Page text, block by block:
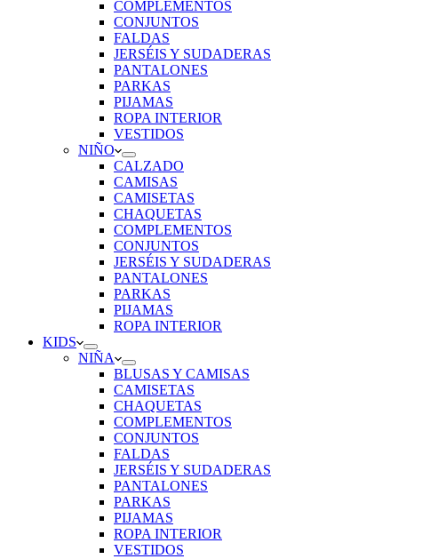
COMPLEMENTOS
CONJUNTOS
FALDAS
JERSÉIS Y SUDADERAS
PANTALONES
PARKAS
PIJAMAS
ROPA INTERIOR
VESTIDOS
NIÑO
CALZADO
CAMISAS
CAMISETAS
CHAQUETAS
COMPLEMENTOS
CONJUNTOS
JERSÉIS Y SUDADERAS
PANTALONES
PARKAS
PIJAMAS
ROPA INTERIOR
KIDS
NIÑA
BLUSAS Y CAMISAS
CAMISETAS
CHAQUETAS
COMPLEMENTOS
CONJUNTOS
FALDAS
JERSÉIS Y SUDADERAS
PANTALONES
PARKAS
PIJAMAS
ROPA INTERIOR
VESTIDOS